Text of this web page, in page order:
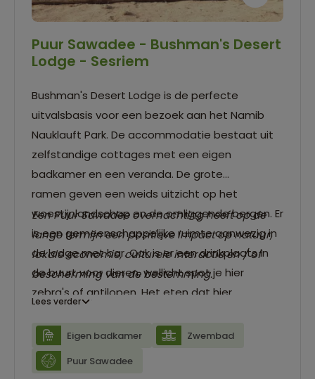
Puur Sawadee - Bushman's Desert
Lodge - Sesriem
Bushman's Desert Lodge is de perfecte
uitvalsbasis voor een bezoek aan het Namib
Nauklauft Park. De accommodatie bestaat uit
zelfstandige cottages met een eigen
badkamer en een veranda. De grote
ramen geven een weids uitzicht op het
woestijnlandschap en de omliggende bergen. Er
is een gemeenschappelijke ruimte aanwezig in
de lodge met bar. Ook is er een drinkplaats in
de buurt voor dieren, wellicht spot je hier
zebra's of antilopen. Het eten dat hier
tuin en de energie wordt opgewekt door
zonnepanelen.
Een Puur Sawadee overnachting heeft op de
lange termijn een positieve impact op natuur,
lokale economie, culturele interactie en / of
bescherming van de bestemming.
Lees verder
Eigen badkamer
Zwembad
Puur Sawadee